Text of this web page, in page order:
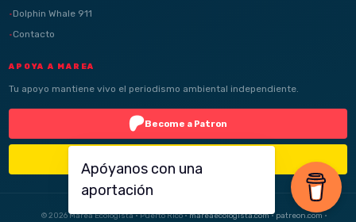
Dolphin Whale 911
Contacto
APOYA A MAREA
Tu apoyo mantiene vivo el periodismo ambiental independiente.
Become a Patron
© 2026 Marea Ecologista · Puerto Rico ·mareaecologista.com·patreon.com ·
Apóyanos con una
aportación